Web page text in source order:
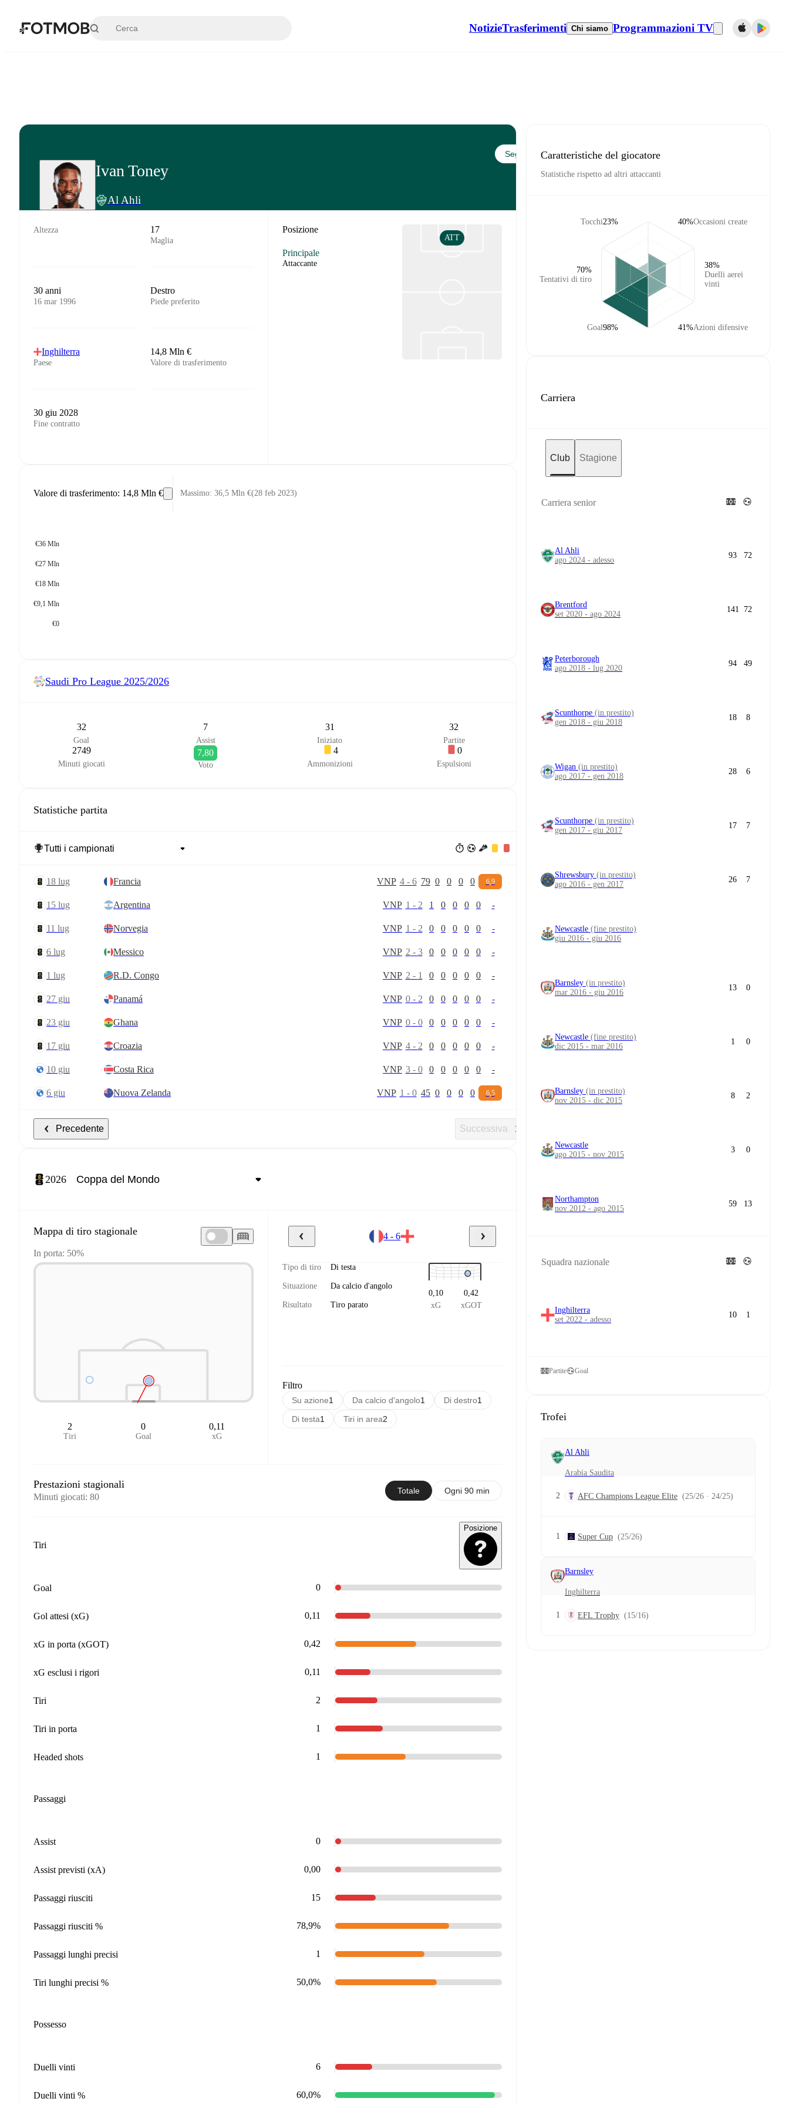
NotizieTrasferimenti Chi siamo Programmazioni TV
Ivan Toney
Al Ahli
Segui
Altezza 17
Maglia
30 anni
16 mar 1996
Destro
Piede preferito
Inghilterra
Paese
14,8 Mln €
Valore di trasferimento
30 giu 2028
Fine contratto
Posizione
Principale
Attaccante
ATT
Valore di trasferimento: 14,8 Mln € Massimo: 36,5 Mln €(28 feb 2023)
€36 Mln
€27 Mln
€18 Mln
€9,1 Mln
€0
Saudi Pro League 2025/2026
32
Goal
7
Assist
31
Iniziato
32
Partite
2749
Minuti giocati
7,80
Voto
4
Ammonizioni
0
Espulsioni
Statistiche partita
18 lug Francia VNP 4- 6 79 0 0 0 0 6,9
15 lug Argentina VNP 1 - 2 1 0 0 0 0 -
11 lug Norvegia VNP 1 - 2 0 0 0 0 0 -
6 lug Messico VNP 2 - 3 0 0 0 0 0 -
1 lug R.D. Congo VNP 2 - 1 0 0 0 0 0 -
27 giu Panamá VNP 0- 2 0 0 0 0 0 -
23 giu Ghana VNP 0- 0 0 0 0 0 0 -
17 giu Croazia VNP 4- 2 0 0 0 0 0 -
10 giu Costa Rica VNP 3- 0 0 0 0 0 0 -
6 giu Nuova Zelanda VNP 1 - 0 45 0 0 0 0 6,5
Precedente Successiva
2026
Mappa di tiro stagionale
In porta: 50%
2
Tiri
0
Goal
0,11
xG
4 - 6
Tipo di tiro Di testa
Situazione Da calcio d'angolo
Risultato Tiro parato
0,10
xG
0,42
xGOT
Filtro
Su azione1 Da calcio d'angolo1 Di destro1
Di testa1 Tiri in area2
Prestazioni stagionali
Minuti giocati: 80
Totale Ogni 90 min
Tiri
Posizione
Goal 0
Gol attesi (xG) 0,11
xG in porta (xGOT) 0,42
xG esclusi i rigori 0,11
Tiri 2
Tiri in porta 1
Headed shots 1
Passaggi
Assist 0
Assist previsti (xA) 0,00
Passaggi riusciti 15
Passaggi riusciti % 78,9%
Passaggi lunghi precisi 1
Tiri lunghi precisi % 50,0%
Possesso
Duelli vinti 6
Duelli vinti % 60,0%
Caratteristiche del giocatore
Statistiche rispetto ad altri attaccanti
Tocchi23%
Tentativi di tiro
70%
Goal98%
Occasioni create
40%
Duelli aerei
vinti
38%
Azioni difensive
41%
Carriera
Club Stagione
Carriera senior
Al Ahli
ago 2024 - adesso
93 72
Brentford
set 2020 - ago 2024
141 72
Peterborough
ago 2018 - lug 2020
94 49
Scunthorpe (in prestito)
gen 2018 - giu 2018
18 8
Wigan (in prestito)
ago 2017 - gen 2018
28 6
Scunthorpe (in prestito)
gen 2017 - giu 2017
17 7
Shrewsbury (in prestito)
ago 2016 - gen 2017
26 7
Newcastle (fine prestito)
giu 2016 - giu 2016
Barnsley (in prestito)
mar 2016 - giu 2016
13 0
Newcastle (fine prestito)
dic 2015 - mar 2016
1 0
Barnsley (in prestito)
nov 2015 - dic 2015
8 2
Newcastle
ago 2015 - nov 2015
3 0
Northampton
nov 2012 - ago 2015
59 13
Squadra nazionale
Inghilterra
set 2022 - adesso
10 1
Partite Goal
Trofei
Al Ahli
Arabia Saudita
2 AFC Champions League Elite (25/26 · 24/25)
1 Super Cup (25/26)
Barnsley
Inghilterra
1 EFL Trophy (15/16)